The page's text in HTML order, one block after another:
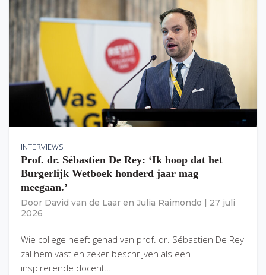
INTERVIEWS
Prof. dr. Sébastien De Rey: ‘Ik hoop dat het
Burgerlijk Wetboek honderd jaar mag
meegaan.’
Door David van de Laar en Julia Raimondo
27 juli
2026
Wie college heeft gehad van prof. dr. Sébastien De Rey
zal hem vast en zeker beschrijven als een
inspirerende docent…